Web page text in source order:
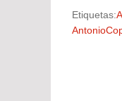
Etiquetas: